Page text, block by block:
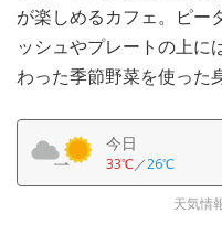
が楽しめるカフェ。ピー
ッシュやプレートの上に
わった季節野菜を使った
今日
33℃／26℃
天気情